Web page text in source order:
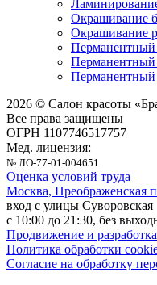
Окрашивание
Окрашивание
Перманентный
2026 © Салон красоты
Все права защищены
ОГРН 1107746517757
Мед. лицензия:
№ ЛО-77-01-004651
Оценка условий труда
Москва, Преображенская
вход с улицы Суворовская
с 10:00 до 21:30, без
Продвижение и разработка
Политика обработки
Согласие на обработку